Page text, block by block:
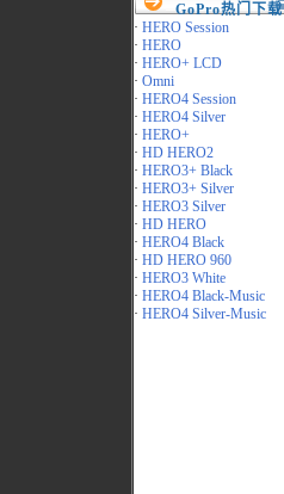
GoPro热门下载
· HERO Session
· HERO
· HERO+ LCD
· Omni
· HERO4 Session
· HERO4 Silver
· HERO+
· HD HERO2
· HERO3+ Black
· HERO3+ Silver
· HERO3 Silver
· HD HERO
· HERO4 Black
· HD HERO 960
· HERO3 White
· HERO4 Black-Music
· HERO4 Silver-Music